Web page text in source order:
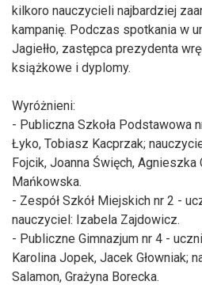
kilkoro nauczycieli najbardziej
kampanię. Podczas spotkania w
Jagiełło, zastępca prezydenta
książkowe i dyplomy.
Wyróżnieni:
- Publiczna Szkoła Podstawowa
Łyko, Tobiasz Kacprzak; na
Fojcik, Joanna Święch, Agnieszka
Mańkowska.
- Zespół Szkół Miejskich nr 2 -
nauczyciel: Izabela Zajdowicz.
- Publiczne Gimnazjum nr 4 -
Karolina Jopek, Jacek Głowniak;
Salamon, Grażyna Borecka.